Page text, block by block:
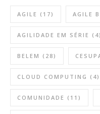
AGILE (17) AGILE
AGILIDADE EM SÉRIE (4)
BELEM (28)
CLOUD COMPUTING (4)
COMUNIDADE (11)